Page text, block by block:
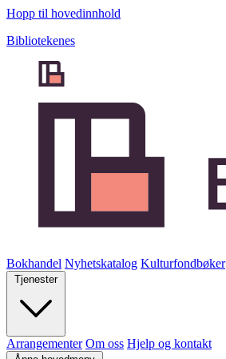
Hopp til hovedinnhold
Bibliotekenes
Bokhandel Nyhetskatalog Kulturfondbøker
Tjenester
Arrangementer Om oss Hjelp og kontakt